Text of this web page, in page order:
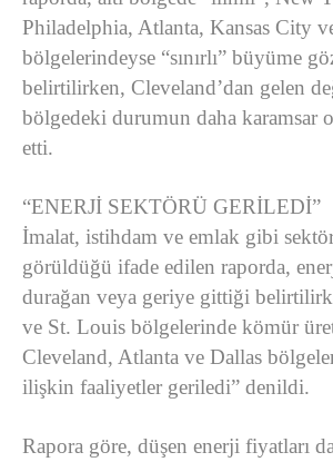
Philadelphia, Atlanta, Kansas City
bölgelerindeyse “sınırlı” büyüme
belirtilirken, Cleveland’dan gelen
bölgedeki durumun daha karamsar
etti.
“ENERJİ SEKTÖRÜ GERİLEDİ”
İmalat, istihdam ve emlak gibi
görüldüğü ifade edilen raporda,
durağan veya geriye gittiği
ve St. Louis bölgelerinde kömür
Cleveland, Atlanta ve Dallas
ilişkin faaliyetler geriledi” denildi.
Rapora göre, düşen enerji fiyatları